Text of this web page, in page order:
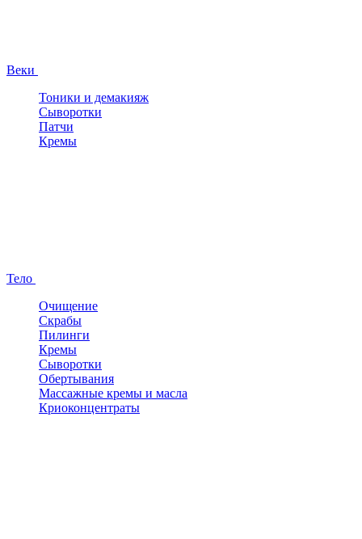
Веки
Тоники и демакияж
Сыворотки
Патчи
Кремы
Тело
Очищение
Скрабы
Пилинги
Кремы
Сыворотки
Обертывания
Массажные кремы и масла
Криоконцентраты